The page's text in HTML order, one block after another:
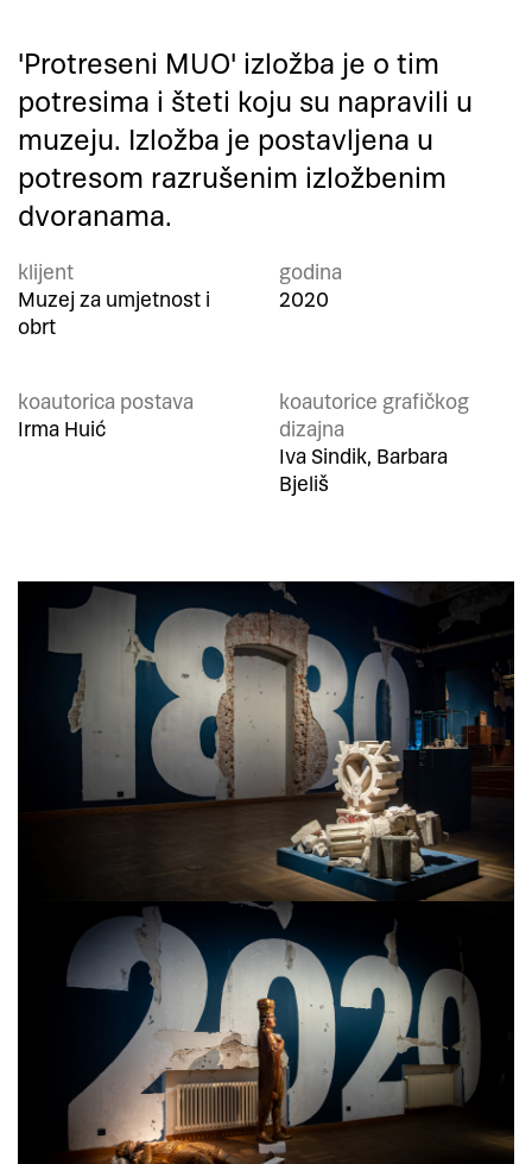
'Protreseni MUO' izložba je o tim
potresima i šteti koju su napravili u
muzeju. Izložba je postavljena u
potresom razrušenim izložbenim
dvoranama.
klijent
Muzej za umjetnost i
obrt
godina
2020
koautorica postava
Irma Huić
koautorice grafičkog
dizajna
Iva Sindik, Barbara
Bjeliš